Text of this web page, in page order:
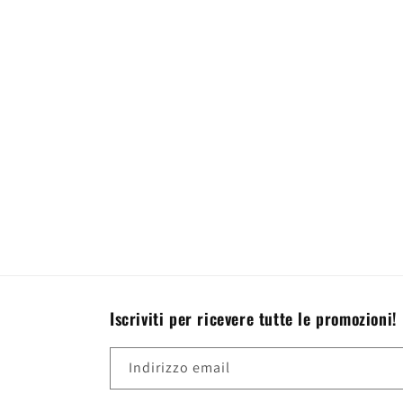
Iscriviti per ricevere tutte le promozioni!
Indirizzo email